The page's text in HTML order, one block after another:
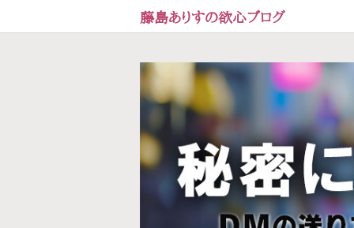
藤島ありすの欲心ブログ